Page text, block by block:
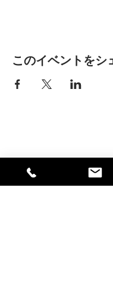
このイベントをシ
978-364-